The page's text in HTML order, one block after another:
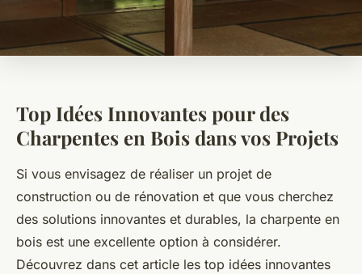
Top Idées Innovantes pour des
Charpentes en Bois dans vos Projets
Si vous envisagez de réaliser un projet de
construction ou de rénovation et que vous cherchez
des solutions innovantes et durables, la charpente en
bois est une excellente option à considérer.
Découvrez dans cet article les top idées innovantes